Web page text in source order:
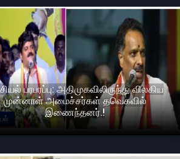
பரபரப்பு: அதிமுகவிலிருந்து விலகிய
முன்னாள் அமைச்சர்கள் தவெகவில்
இணைந்தனர்.!